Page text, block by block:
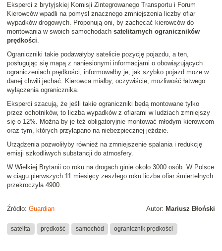
Eksperci z brytyjskiej Komisji Zintegrowanego Transportu i Forum
Kierowców wpadli na pomysł znacznego zmniejszenia liczby ofiar
wypadków drogowych. Proponują oni, by zachęcać kierowców do
montowania w swoich samochodach satelitarnych ograniczników
prędkości
Ograniczniki takie podawałyby satelicie pozycję pojazdu, a ten,
posługując się mapą z naniesionymi informacjami o obowiązujących
ograniczeniach prędkości, informowałby je, jak szybko pojazd może w
danej chwili jechać. Kierowca miałby, oczywiście, możliwość łatwego
wyłączenia ogranicznika.
Eksperci szacują, że jeśli takie ograniczniki będą montowane tylko
przez ochotników, to liczba wypadków z ofiarami w ludziach zmniejszy
się o 12%. Można by je też obligatoryjnie montować młodym kierowcom
oraz tym, których przyłapano na niebezpiecznej jeździe.
Urządzenia pozwoliłyby również na zmniejszenie spalania i redukcję
emisji szkodliwych substancji do atmosfery.
W Wielkiej Brytanii co roku na drogach ginie około 3000 osób. W Polsce
w ciągu pierwszych 11 miesięcy zeszłego roku liczba ofiar śmiertelnych
przekroczyła 4900.
Autor: Mariusz Błoński
Źródło: Guardian
satelita prędkość samochód ogranicznik prędkości